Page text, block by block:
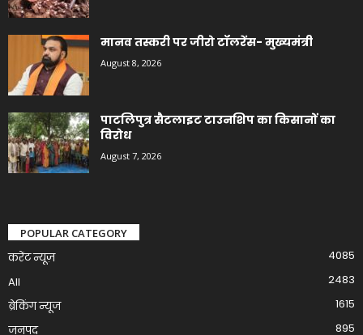
मानव तस्करी पर जीरो टॉलरेंस- मुख्यमंत्री
August 8, 2026
पाटलिपुत्र सैटलाइट टाउनशिप का किसानों का
विरोध
August 7, 2026
POPULAR CATEGORY
करेंट न्यूज़
4085
All
2483
ब्रेकिंग न्यूज
1615
जनपद
895